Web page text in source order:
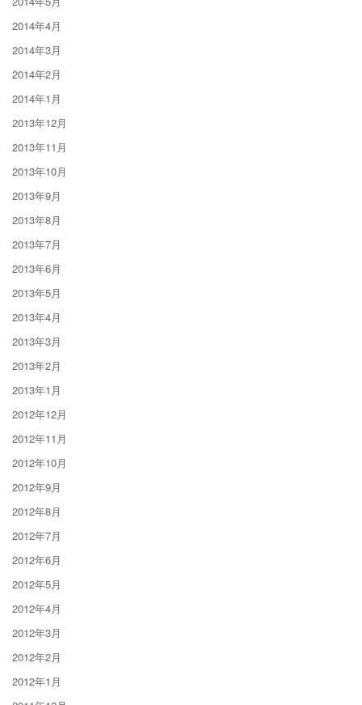
2014年4月
2014年3月
2014年2月
2014年1月
2013年12月
2013年11月
2013年10月
2013年9月
2013年8月
2013年7月
2013年6月
2013年5月
2013年4月
2013年3月
2013年2月
2013年1月
2012年12月
2012年11月
2012年10月
2012年9月
2012年8月
2012年7月
2012年6月
2012年5月
2012年4月
2012年3月
2012年2月
2012年1月